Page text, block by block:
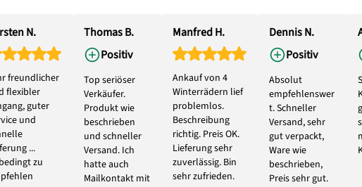
N.
freundlicher
flexibler
guter
und
...
zu
Thomas B.
Positiv
Top seriöser
Verkäufer.
Produkt wie
beschrieben
und schneller
Versand. Ich
hatte auch
Mailkontakt mit
Manfred H.
Ankauf von 4
Winterrädern lief
problemlos.
Beschreibung
richtig. Preis OK.
Lieferung sehr
zuverlässig. Bin
sehr zufrieden.
Dennis N.
Positiv
Absolut
empfehlenswer
t. Schneller
Versand, sehr
gut verpackt,
Ware wie
beschrieben,
Preis sehr gut.